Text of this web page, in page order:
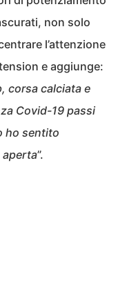
non solo
l’attenzione
e aggiunge:
corsa calciata e
Covid-19 passi
ho sentito
aperta”.